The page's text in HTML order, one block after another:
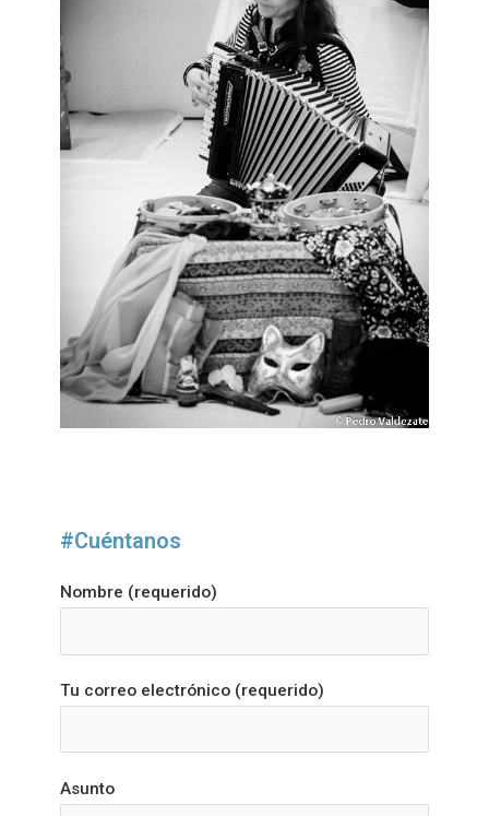
#Cuéntanos
Nombre (requerido)
Tu correo electrónico (requerido)
Asunto